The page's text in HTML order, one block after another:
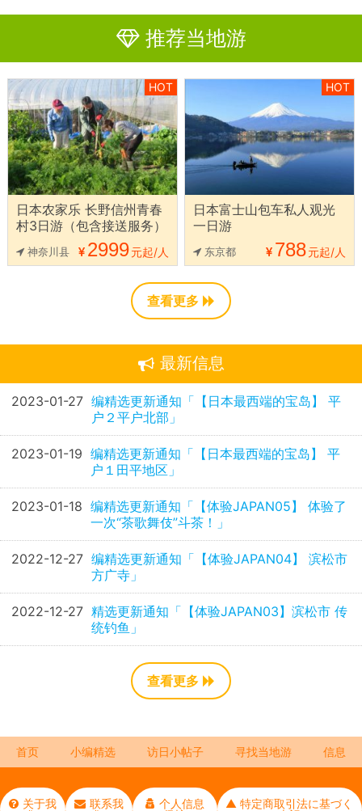
推荐当地游
HOT
日本农家乐 长野信州青春
村3日游（包含接送服务）
神奈川县 2999元起/人
HOT
日本富士山包车私人观光
一日游
东京都 788元起/人
查看更多
最新信息
2023-01-27 编精选更新通知「【日本最西端的宝岛】 平
户２平户北部」
2023-01-19 编精选更新通知「【日本最西端的宝岛】 平
户１田平地区」
2023-01-18 编精选更新通知「【体验JAPAN05】 体验了
一次“茶歌舞伎”斗茶！」
2022-12-27 编精选更新通知「【体验JAPAN04】 滨松市
方广寺」
2022-12-27 精选更新通知「【体验JAPAN03】滨松市 传
统钓鱼」
查看更多
首页 小编精选 访日小帖子 寻找当地游 信息
关于我
联系我
个人信息
▲ 特定商取引法に基づく